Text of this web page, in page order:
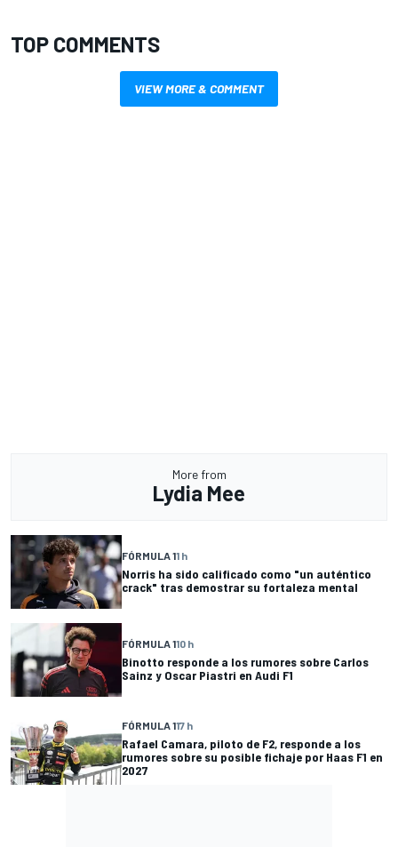
TOP COMMENTS
VIEW MORE & COMMENT
More from
Lydia Mee
FÓRMULA 11 h
Norris ha sido calificado como "un auténtico
crack" tras demostrar su fortaleza mental
FÓRMULA 110 h
Binotto responde a los rumores sobre Carlos
Sainz y Oscar Piastri en Audi F1
FÓRMULA 117 h
Rafael Camara, piloto de F2, responde a los
rumores sobre su posible fichaje por Haas F1 en
2027